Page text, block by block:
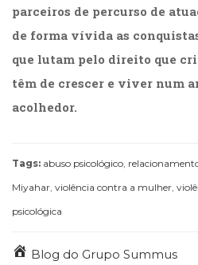
parceiros de percurso de
de forma vívida as
que lutam pelo direito que
têm de crescer e viver num
acolhedor.
Tags: abuso psicológico,
Miyahar, violência contra a mulher,
psicológica
Blog do Grupo Summus